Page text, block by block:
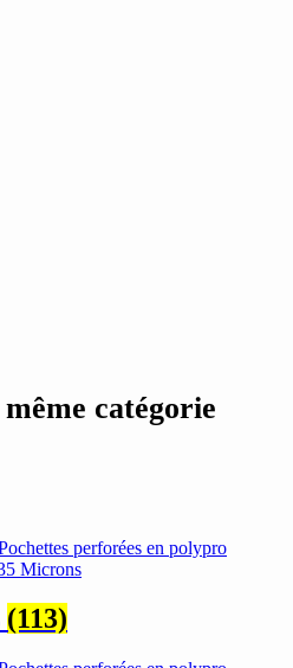
catégorie
(113)